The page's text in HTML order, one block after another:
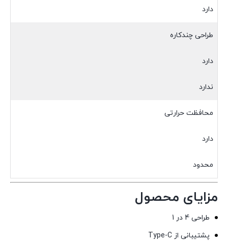
دارد
طراحی چندکاره
دارد
ندارد
محافظت حرارتی
دارد
محدود
مزایای محصول
طراحی 4 در 1
پشتیبانی از Type-C